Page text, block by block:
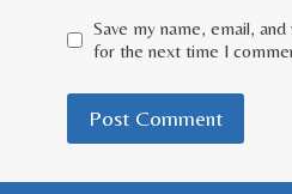
Save my name, email,
for the next time I